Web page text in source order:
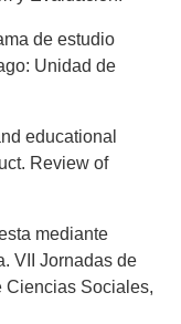
de estudio
Unidad de
educational
Review of
mediante
VII Jornadas de
Ciencias Sociales,